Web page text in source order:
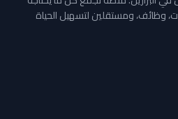
وظائف، ومستقلين لتسهيل الحياة